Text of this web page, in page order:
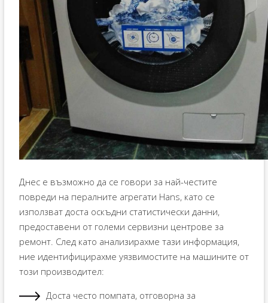
Днес е възможно да се говори за най-честите
повреди на пералните агрегати Hans, като се
използват доста оскъдни статистически данни,
предоставени от големи сервизни центрове за
ремонт. След като анализирахме тази информация,
ние идентифицирахме уязвимостите на машините от
този производител:
Доста често помпата, отговорна за